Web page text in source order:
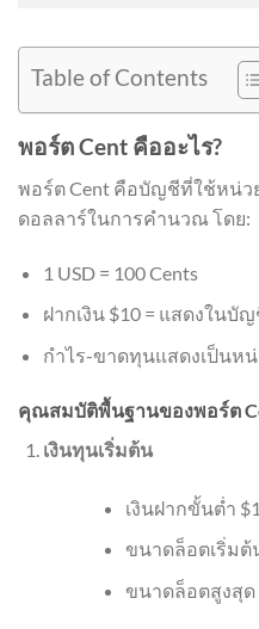
Table of Contents
พอร์ต Cent คืออะไร?
พอร์ต Cent คือบัญชีที่ใช้หน่ว
ดอลลาร์ในการคำนวณ โดย:
1 USD = 100 Cents
ฝากเงิน $10 = แสดงในบัญ
กำไร-ขาดทุนแสดงเป็นห
คุณสมบัติพื้นฐานของพอร์ต
เงินทุนเริ่มต้น
เงินฝากขั้นต่ำ
ขนาดล็อตเริ่มต้
ขนาดล็อตสูงสุด